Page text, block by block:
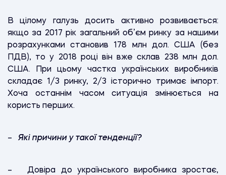
В цілому галузь досить активно розвивається:
якщо за 2017 рік загальний об’єм ринку за нашими
розрахунками становив 178 млн дол. США (без
ПДВ), то у 2018 році він вже склав 238 млн дол.
США. При цьому частка українських виробників
складає 1/3 ринку, 2/3 історично тримає імпорт.
Хоча останнім часом ситуація змінюється на
користь перших.
– Які причини у такої тенденції?
– Довіра до українського виробника зростає,